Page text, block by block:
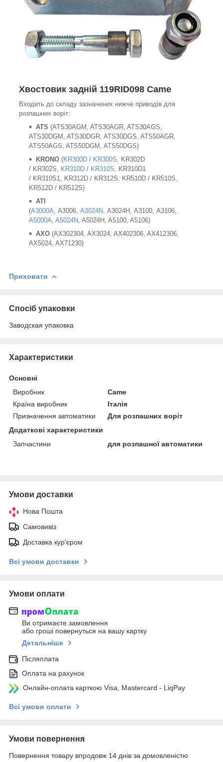
Хвостовик задній 119RID098 Came
Входить до складу зазначених нижче приводів для
розпашних воріт:
ATS (ATS30AGM, ATS30AGR, ATS30AGS,
ATS30DGM, ATS30DGR, ATS30DGS, ATS50AGR,
ATS50AGS, ATS50DGM, ATS50DGS)
KRONO (KR300D / KR300S, KR302D
/ KR302S, KR310D / KR310S, KR310D1
/ KR310S1, KR312D / KR312S, KR510D / KR510S,
KR512D / KR512S)
ATI
(A3000A, A3006, A3024N, A3024H, A3100, A3106,
A5000A, A5024N, A5024H, A5100, A5106)
AXO (AX302304, AX3024, AX402306, AX412306,
AX5024, AX71230)
Приховати
Спосіб упаковки
Заводская упаковка
Характеристики
Основні
Виробник
Came
Країна виробник
Італія
Призначення автоматики
Для розпашних воріт
Додаткові характеристики
Запчастини
для розпашної автоматики
Умови доставки
Нова Пошта
Самовивіз
Доставка кур'єром
Всі умови доставки
Умови оплати
Ви отримаєте замовлення
або гроші повернуться на вашу картку
Детальніше
Післяплата
Оплата на рахунок
Онлайн-оплата карткою Visa, Mastercard - LiqPay
Всі умови оплати
Умови повернення
Повернення товару впродовж 14 днів за домовленістю